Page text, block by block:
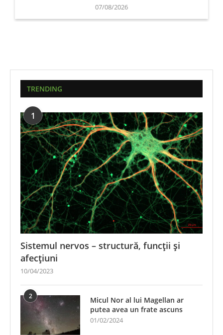
07/08/2026
TRENDING
1
Sistemul nervos – structură, funcții și
afecțiuni
10/04/2023
2
Micul Nor al lui Magellan ar
putea avea un frate ascuns
01/02/2024